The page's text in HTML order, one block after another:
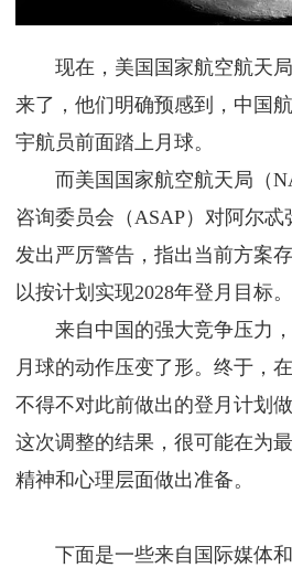
现在，美国国家航空航天
来了，他们明确预感到，中国
宇航员前面踏上月球。
而美国国家航空航天局（
咨询委员会（ASAP）对阿尔
发出严厉警告，指出当前方案
以按计划实现2028年登月目标。
来自中国的强大竞争压力
月球的动作压变了形。终于，
不得不对此前做出的登月计划
这次调整的结果，很可能在为
精神和心理层面做出准备。
下面是一些来自国际媒体